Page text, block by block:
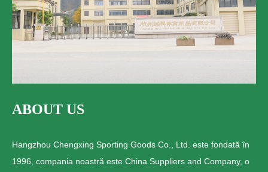
ABOUT US
Hangzhou Chengxing Sporting Goods Co., Ltd. este fondată în
1996, compania noastră este China Suppliers and Company, o